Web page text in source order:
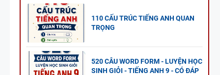
110 CẤU TRÚC TIẾNG ANH QUAN
TRỌNG
520 CÂU WORD FORM - LUYỆN HỌC
SINH GIỎI - TIẾNG ANH 9 - CÓ ĐÁP